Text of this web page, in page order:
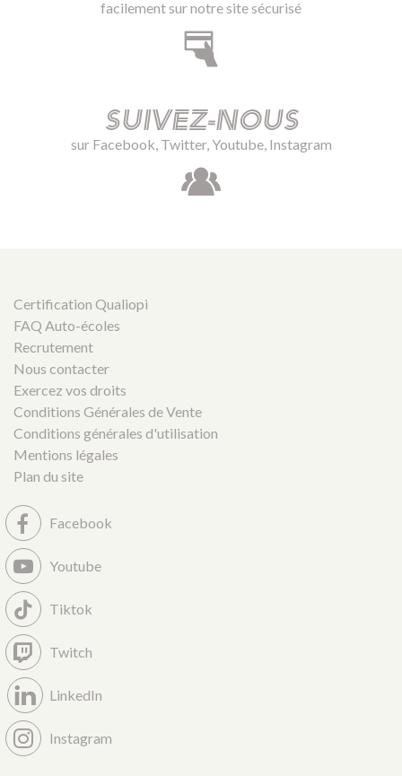
facilement sur notre site sécurisé
Suivez-nous
sur Facebook, Twitter, Youtube, Instagram
Certification Qualiopi
FAQ Auto-écoles
Recrutement
Nous contacter
Exercez vos droits
Conditions Générales de Vente
Conditions générales d'utilisation
Mentions légales
Plan du site
Facebook
Youtube
Tiktok
Twitch
LinkedIn
Instagram